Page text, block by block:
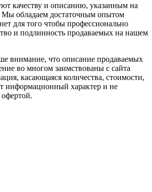
качеству и описанию, указанным на
Мы обладаем достаточным опытом
для того чтобы профессионально
и подлинность продаваемых на нашем
внимание, что описание продаваемых
во многом заимствованы с сайта
касающаяся количества, стоимости,
информационный характер и не